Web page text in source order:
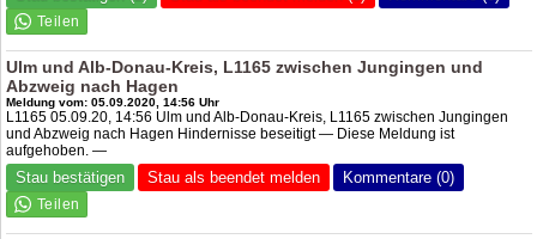
Ulm und Alb-Donau-Kreis, L1165 zwischen Jungingen und
Abzweig nach Hagen
Meldung vom: 05.09.2020, 14:56 Uhr
L1165 05.09.20, 14:56 Ulm und Alb-Donau-Kreis, L1165 zwischen Jungingen
und Abzweig nach Hagen Hindernisse beseitigt — Diese Meldung ist
aufgehoben. —
Stau bestätigen Stau als beendet melden Kommentare (0)